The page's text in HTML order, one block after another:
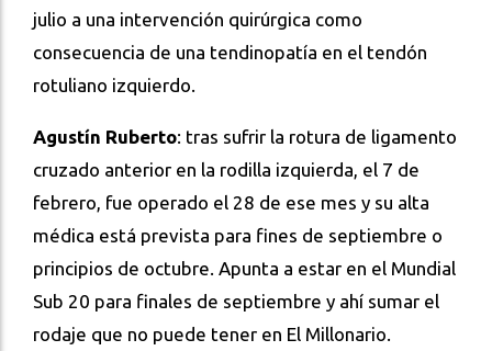
julio a una intervención quirúrgica como
consecuencia de una tendinopatía en el tendón
rotuliano izquierdo.
Agustín Ruberto: tras sufrir la rotura de ligamento
cruzado anterior en la rodilla izquierda, el 7 de
febrero, fue operado el 28 de ese mes y su alta
médica está prevista para fines de septiembre o
principios de octubre. Apunta a estar en el Mundial
Sub 20 para finales de septiembre y ahí sumar el
rodaje que no puede tener en El Millonario.